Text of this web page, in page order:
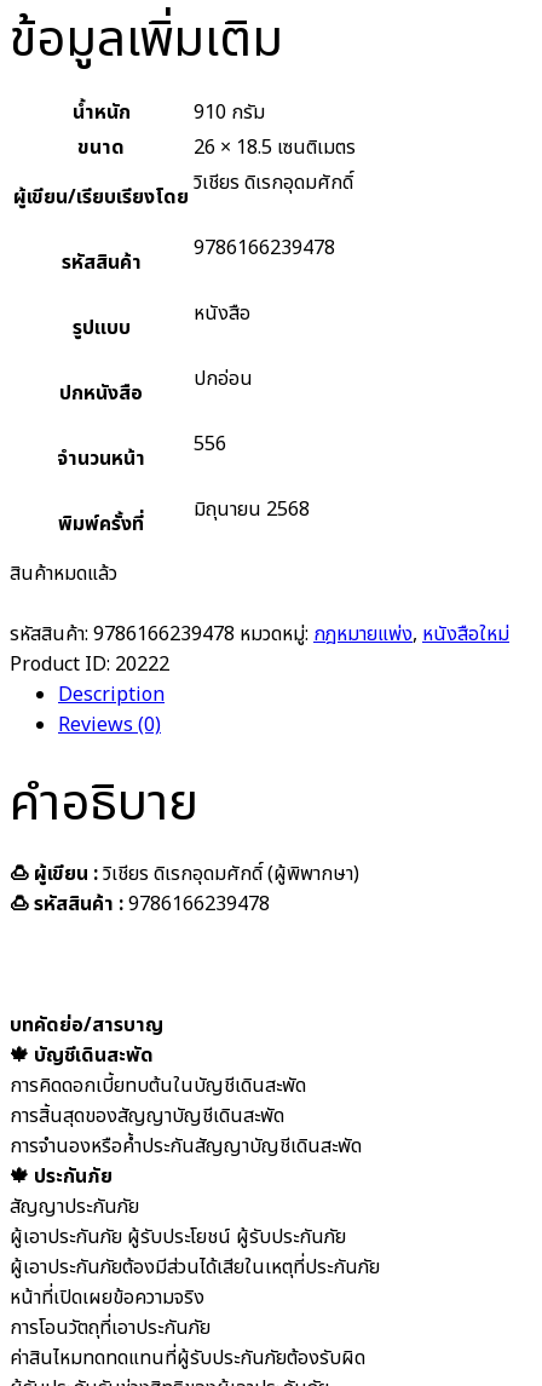
ข้อมูลเพิ่มเติม
น้ำหนัก
910 กรัม
ขนาด
26 × 18.5 เซนติเมตร
ผู้เขียน/เรียบเรียงโดย วิเชียร ดิเรกอุดมศักดิ์
รหัสสินค้า 9786166239478
รูปแบบ หนังสือ
ปกหนังสือ ปกอ่อน
จำนวนหน้า 556
พิมพ์ครั้งที่ มิถุนายน 2568
สินค้าหมดแล้ว
รหัสสินค้า: 9786166239478 หมวดหมู่: กฎหมายแพ่ง, หนังสือใหม่
Product ID: 20222
Description
Reviews (0)
คำอธิบาย
🍮 ผู้เขียน :วิเชียร ดิเรกอุดมศักดิ์ (ผู้พิพากษา)
🍮 รหัสสินค้า :9786166239478
บทคัดย่อ/สารบาญ
🍁 บัญชีเดินสะพัด
การคิดดอกเบี้ยทบต้นในบัญชีเดินสะพัด
การสิ้นสุดของสัญญาบัญชีเดินสะพัด
การจำนองหรือค้ำประกันสัญญาบัญชีเดินสะพัด
🍁 ประกันภัย
สัญญาประกันภัย
ผู้เอาประกันภัย ผู้รับประโยชน์ ผู้รับประกันภัย
ผู้เอาประกันภัยต้องมีส่วนได้เสียในเหตุที่ประกันภัย
หน้าที่เปิดเผยข้อความจริง
การโอนวัตถุที่เอาประกันภัย
ค่าสินไหมทดทดแทนที่ผู้รับประกันภัยต้องรับผิด